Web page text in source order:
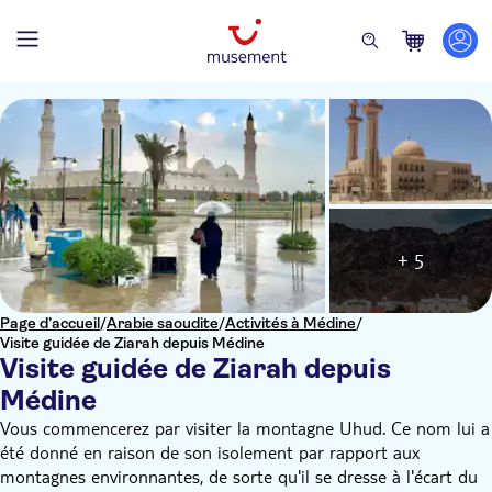
Page d’accueil/Arabie saoudite/Activités à Médine/
Visite guidée de Ziarah depuis Médine
Visite guidée de Ziarah depuis
Médine
+ 5
Vous commencerez par visiter la montagne Uhud. Ce nom lui a
été donné en raison de son isolement par rapport aux
montagnes environnantes, de sorte qu'il se dresse à l'écart du